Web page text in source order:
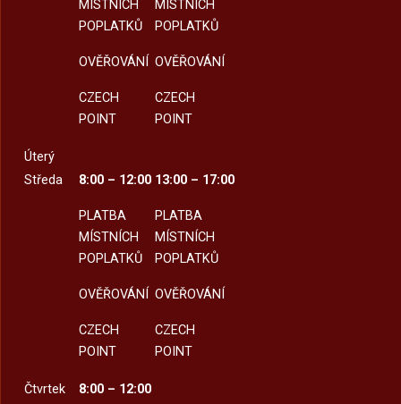
MÍSTNÍCH
POPLATKŮ
OVĚŘOVÁNÍ
CZECH
POINT
MÍSTNÍCH
POPLATKŮ
OVĚŘOVÁNÍ
CZECH
POINT
Úterý
Středa
8:00 – 12:00
PLATBA
MÍSTNÍCH
POPLATKŮ
OVĚŘOVÁNÍ
CZECH
POINT
13:00 – 17:00
PLATBA
MÍSTNÍCH
POPLATKŮ
OVĚŘOVÁNÍ
CZECH
POINT
Čtvrtek
8:00 – 12:00